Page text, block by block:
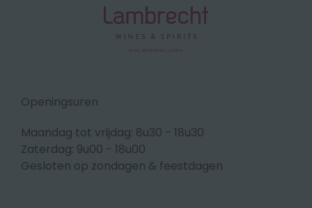
Openingsuren
Maandag tot vrijdag: 8u30 - 18u30
Zaterdag: 9u00 - 18u00
Gesloten op zondagen & feestdagen